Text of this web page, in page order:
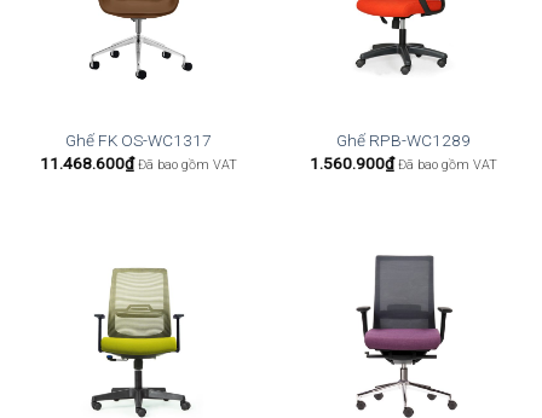
Ghế FK OS-WC1317
11.468.600₫ Đã bao gồm VAT
Ghế RPB-WC1289
1.560.900₫ Đã bao gồm VAT